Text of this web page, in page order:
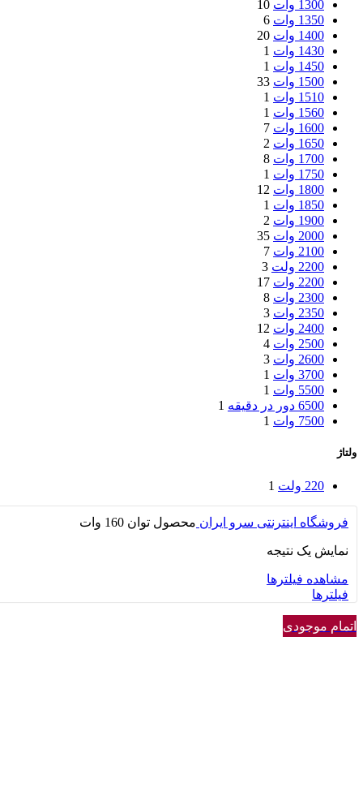
1300 وات
10
1350 وات
6
1400 وات
20
1430 وات
1
1450 وات
1
1500 وات
33
1510 وات
1
1560 وات
1
1600 وات
7
1650 وات
2
1700 وات
8
1750 وات
1
1800 وات
12
1850 وات
1
1900 وات
2
2000 وات
35
2100 وات
7
2200 ولت
3
2200 وات
17
2300 وات
8
2350 وات
3
2400 وات
12
2500 وات
4
2600 وات
3
3700 وات
1
5500 وات
1
6500 دور در دقیقه
1
7500 وات
1
ولتاژ
220 ولت 1
فروشگاه اینترنتی سرو ایران محصول توان 160 وات
نمایش یک نتیجه
مشاهده فیلترها
فیلترها
اتمام موجودی